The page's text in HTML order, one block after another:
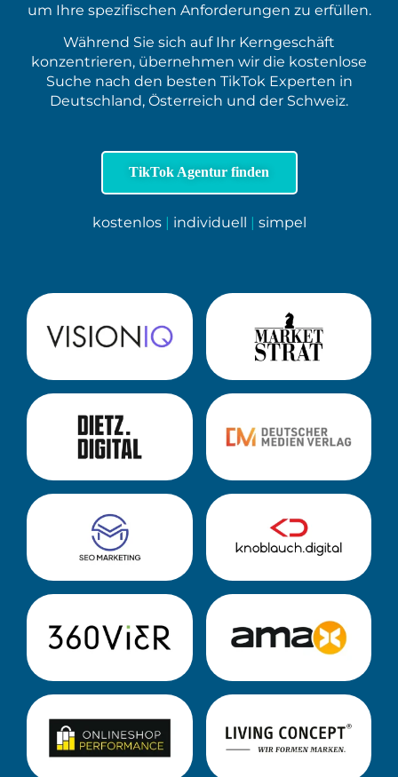
um Ihre spezifischen Anforderungen zu erfüllen.
Während Sie sich auf Ihr Kerngeschäft
konzentrieren, übernehmen wir die kostenlose
Suche nach den besten TikTok Experten in
Deutschland, Österreich und der Schweiz.
TikTok Agentur finden
kostenlos | individuell | simpel